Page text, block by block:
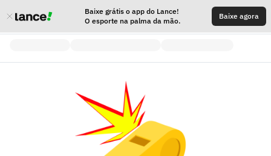
Baixe grátis o app do Lance!
O esporte na palma da mão.
Baixe agora